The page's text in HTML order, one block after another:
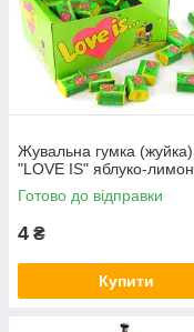
Жувальна гумка (жуйка)
"LOVE IS" яблуко-лимон
Готово до відправки
4 ₴
Купити